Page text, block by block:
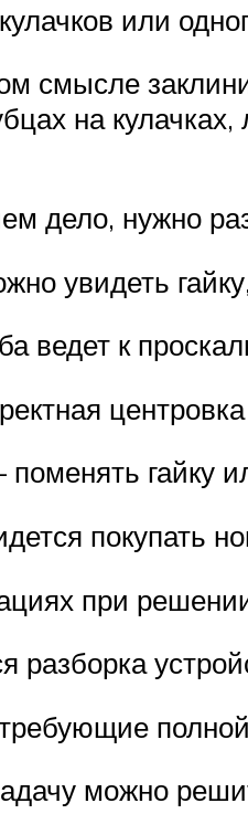
или
смысле
на
дело, нужно
увидеть
ведет к
гайку
покупать
при
разборка
можно